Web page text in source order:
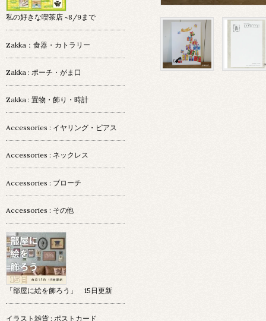
私の好きな喫茶店 ~8/9まで
Zakka：食器・カトラリー
Zakka : ポーチ・がま口
Zakka : 置物・飾り・時計
Accessories : イヤリング・ピアス
Accessories : ネックレス
Accessories : ブローチ
Accessories : その他
「部屋に絵を飾ろう」 15日更新
イラスト雑貨 : ポストカード